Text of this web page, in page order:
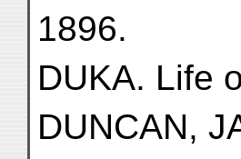
1896.
DUKA. Life
DUNCAN,